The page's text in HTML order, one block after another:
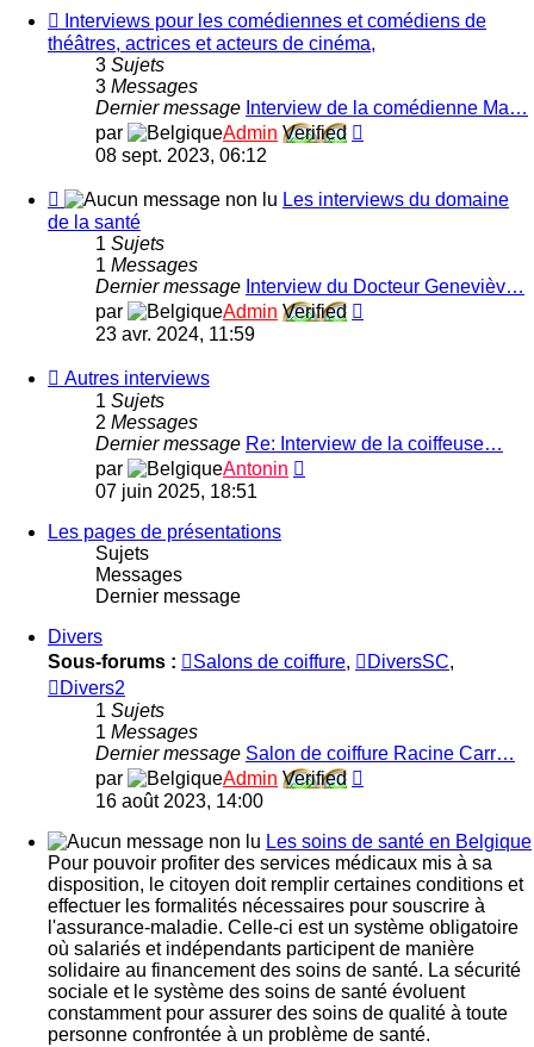
Flux
-
Interviews
comédiennes
comédiens
de
théâtres,
actrices
acteurs
cinéma,
Interviews pour les comédiennes et comédiens de
théâtres, actrices et acteurs de cinéma,
3 Sujets
3 Messages
Dernier message Interview de la comédienne Ma…
par
Admin Verified
message
08 sept. 2023, 06:12
Flux
-
interviews
domaine
santé
Les interviews du domaine
de la santé
1 Sujets
1 Messages
Dernier message Interview du Docteur Genevièv…
par
Admin Verified
23 avr. 2024, 11:59
Flux
Autres
interviews
Autres interviews
1 Sujets
2 Messages
Dernier message Re: Interview de la coiffeuse…
par
Antonin
07 juin 2025, 18:51
Les pages de présentations
Sujets
Messages
Dernier message
Divers
Sous-forums :
Salons de coiffure, DiversSC,
Divers2
1 Sujets
1 Messages
Dernier message Salon de coiffure Racine Carr…
par
Admin Verified
message
16 août 2023, 14:00
Les soins de santé en Belgique
Pour pouvoir profiter des services médicaux mis à sa
disposition, le citoyen doit remplir certaines conditions et
effectuer les formalités nécessaires pour souscrire à
l'assurance-maladie. Celle-ci est un système obligatoire
où salariés et indépendants participent de manière
solidaire au financement des soins de santé. La sécurité
sociale et le système des soins de santé évoluent
constamment pour assurer des soins de qualité à toute
personne confrontée à un problème de santé.